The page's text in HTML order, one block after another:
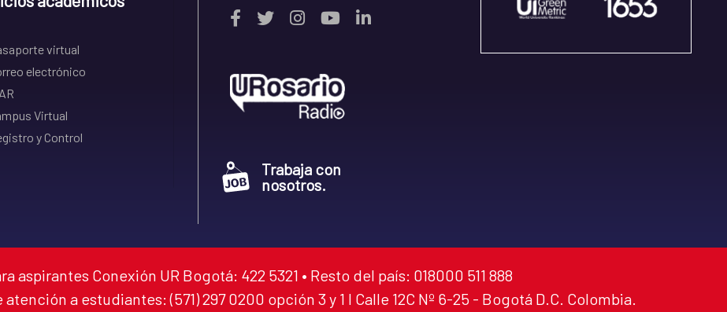
virtual
electrónico
Virtual
y Control
Trabaja con
nosotros.
aspirantes Conexión UR Bogotá: 422 5321 • Resto del país: 018000 511 888
atención a estudiantes: (571) 297 0200 opción 3 y 1 I Calle 12C Nº 6-25 - Bogotá D.C. Colombia.